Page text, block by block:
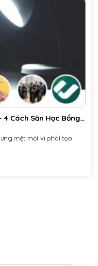
4 Cách Săn Học Bổng
mệt mỏi vì phải tạo